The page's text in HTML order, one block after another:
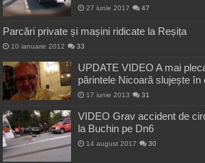
27 iunie 2017 47
Parcări private și mașini ridicate la Reșița
10 ianuarie 2012 33
UPDATE VIDEO A mai
părintele Nicoară slujește în
17 iunie 2013 31
VIDEO Grav accident de
la Buchin pe Dn6
14 august 2017 30